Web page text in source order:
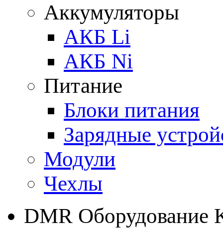
Аккумуляторы
АКБ Li
АКБ Ni
Питание
Блоки питания
Зарядные
Модули
Чехлы
DMR Оборудование